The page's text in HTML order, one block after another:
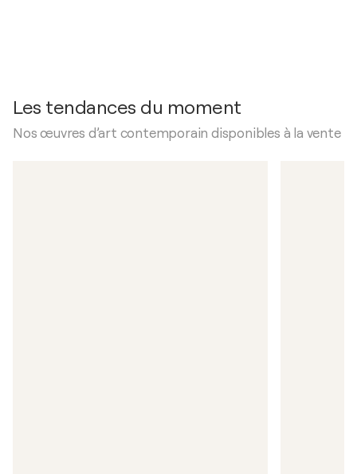
Les tendances du moment
Nos œuvres d’art contemporain disponibles à la vente